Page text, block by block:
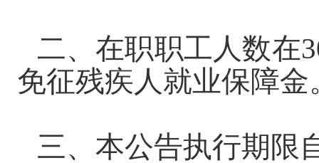
二、在职职工人数在
免征残疾人就业保
三、本公告执行期限